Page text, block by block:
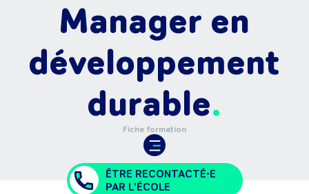
Manager en
développement
durable
Fiche formation
ÊTRE RECONTACTÉ•E
PAR L'ÉCOLE